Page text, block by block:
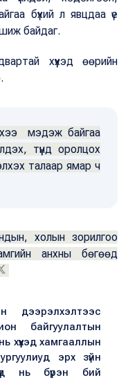
бүхий л явцдаа үе
байдаг.
хүүхэд өөрийн
мэдэж байгаа
түүнд оролцох
талаар ямар ч
холын зорилгоо
анхны бөгөөд
дээрэлхэлтээс
байгуулалтын
хүүхэд хамгааллын
эрх зүйн
нь бүрэн бий